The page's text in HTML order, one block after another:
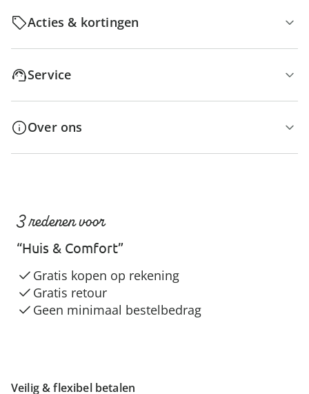
Acties & kortingen
Service
Over ons
Veilig & flexibel betalen
3 redenen voor
“Huis & Comfort”
Gratis kopen op rekening
Gratis retour
Geen minimaal bestelbedrag